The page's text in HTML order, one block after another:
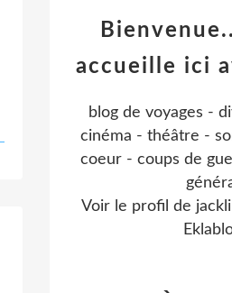
accueille ici
blog de voyages -
cinéma - théâtre -
coeur - coups de
Voir le profil de